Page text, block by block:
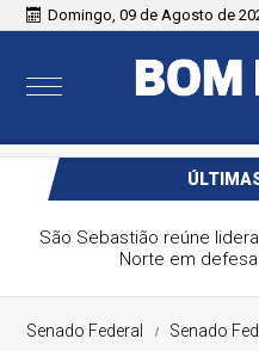
Domingo, 09 de Agosto de
Colombianas que
avó,
Senado Federal Senado